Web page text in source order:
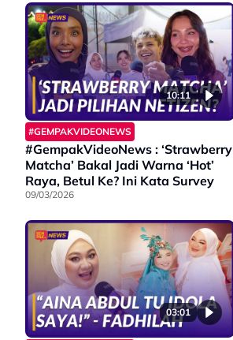
10:11
#GEMPAKVIDEONEWS
#GempakVideoNews : ‘Strawberry
Matcha’ Bakal Jadi Warna ‘Hot’
Raya, Betul Ke? Ini Kata Survey
09/03/2026
03:01